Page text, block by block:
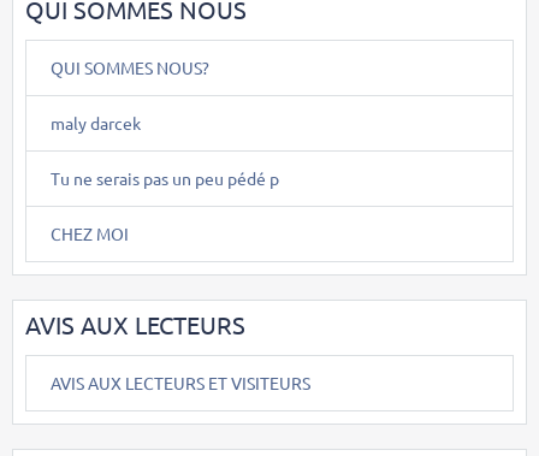
QUI SOMMES NOUS
QUI SOMMES NOUS?
maly darcek
Tu ne serais pas un peu pédé p
CHEZ MOI
AVIS AUX LECTEURS
AVIS AUX LECTEURS ET VISITEURS